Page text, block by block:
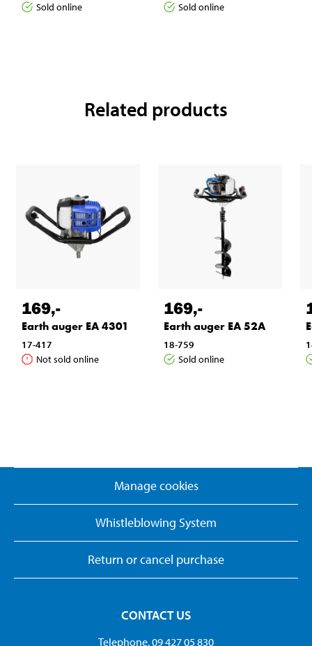
Sold online
Sold online
Related products
169,-
Earth auger EA 4301
17-417
Not sold online
169,-
Earth auger EA 52A
18-759
Sold online
Manage cookies
Whistleblowing System
Return or cancel purchase
CONTACT US
Telephone. 09 427 05 830